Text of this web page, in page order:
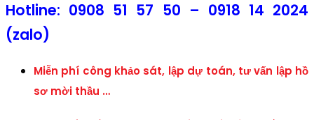
Hotline: 0908 51 57 50 – 0918 14 2024
(zalo)
Miễn phí công khảo sát, lập dự toán, tư vấn lập hồ
sơ mời thầu …